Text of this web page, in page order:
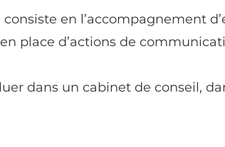
en l’accompagnement
place d’actions de
dans un cabinet de conseil,